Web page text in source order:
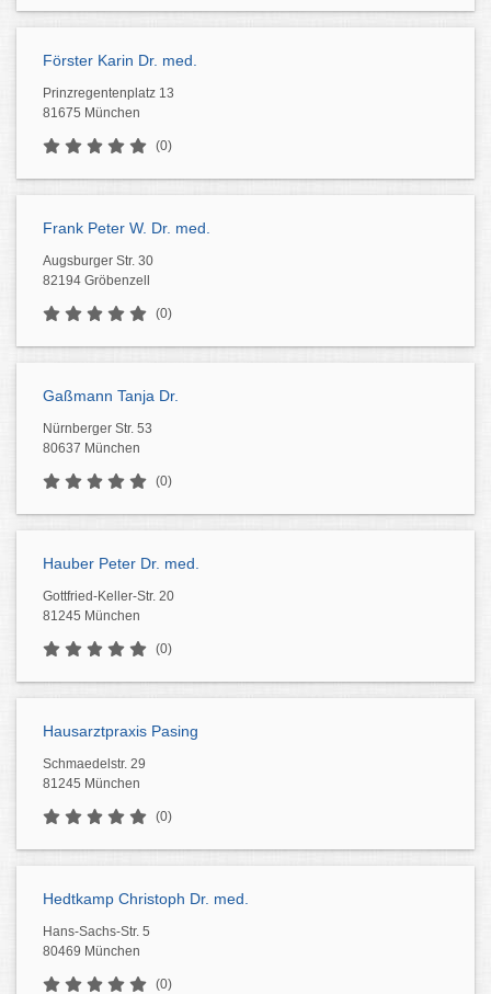
Förster Karin Dr. med.
Prinzregentenplatz 13
81675 München
(0)
Frank Peter W. Dr. med.
Augsburger Str. 30
82194 Gröbenzell
(0)
Gaßmann Tanja Dr.
Nürnberger Str. 53
80637 München
(0)
Hauber Peter Dr. med.
Gottfried-Keller-Str. 20
81245 München
(0)
Hausarztpraxis Pasing
Schmaedelstr. 29
81245 München
(0)
Hedtkamp Christoph Dr. med.
Hans-Sachs-Str. 5
80469 München
(0)